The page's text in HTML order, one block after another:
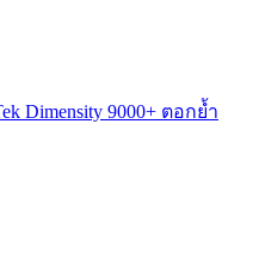
Dimensity 9000+ ตอกย้ำ